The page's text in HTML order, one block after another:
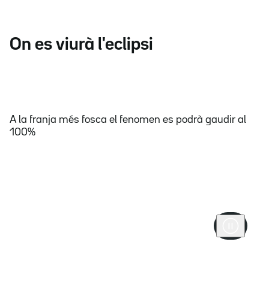
On es viurà l'eclipsi
A la franja més fosca el fenomen es podrà gaudir al
100%